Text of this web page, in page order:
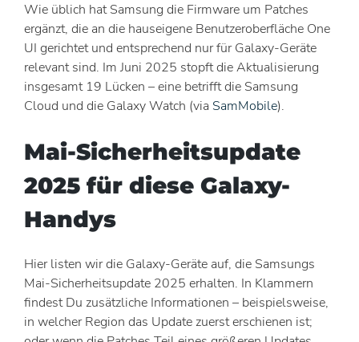
Wie üblich hat Samsung die Firmware um Patches
ergänzt, die an die hauseigene Benutzeroberfläche One
UI gerichtet und entsprechend nur für Galaxy-Geräte
relevant sind. Im Juni 2025 stopft die Aktualisierung
insgesamt 19 Lücken – eine betrifft die Samsung
Cloud und die Galaxy Watch (via SamMobile).
Mai-Sicherheitsupdate
2025 für diese Galaxy-
Handys
Hier listen wir die Galaxy-Geräte auf, die Samsungs
Mai-Sicherheitsupdate 2025 erhalten. In Klammern
findest Du zusätzliche Informationen – beispielsweise,
in welcher Region das Update zuerst erschienen ist;